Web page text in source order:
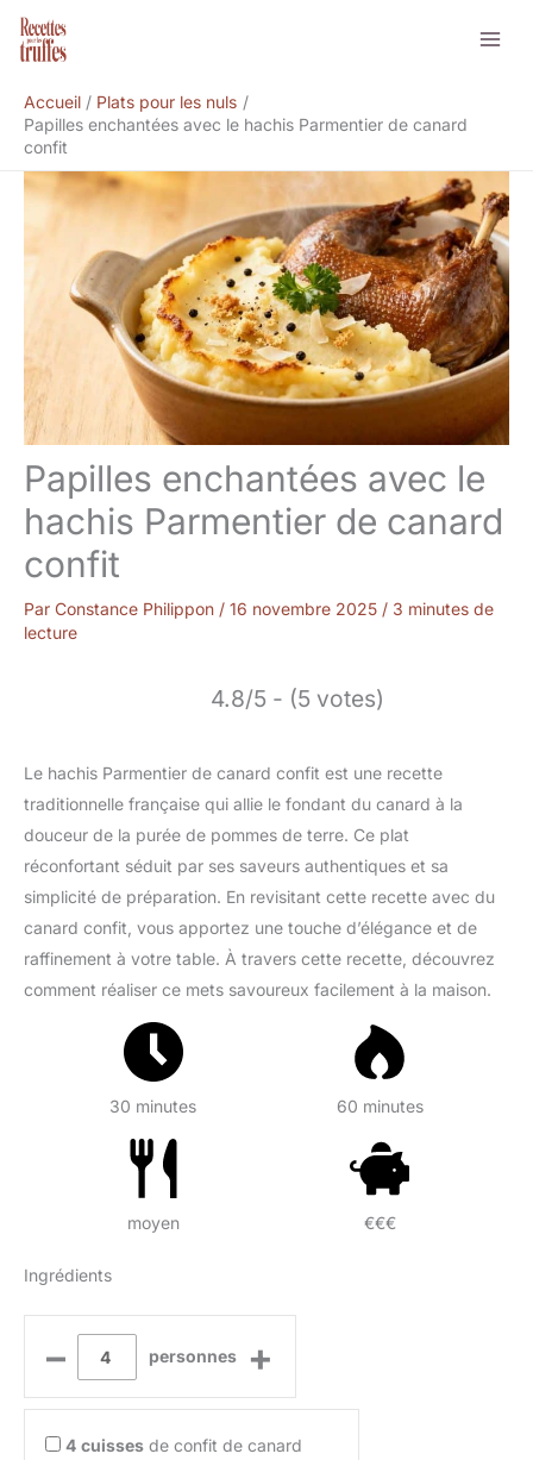
Aller
Accueil
Plats pour les nuls
Papilles enchantées avec le hachis Parmentier de canard
confit
Papilles enchantées avec le
hachis Parmentier de canard
confit
Par Constance Philippon / 16 novembre 2025 / 3 minutes de
lecture
4.8/5 - (5 votes)
Le hachis Parmentier de canard confit est une recette
traditionnelle française qui allie le fondant du canard à la
douceur de la purée de pommes de terre. Ce plat
réconfortant séduit par ses saveurs authentiques et sa
simplicité de préparation. En revisitant cette recette avec du
canard confit, vous apportez une touche d’élégance et de
raffinement à votre table. À travers cette recette, découvrez
comment réaliser ce mets savoureux facilement à la maison.
30 minutes 60 minutes
moyen €€€
Ingrédients
– personnes +
4 cuisses de confit de canard
Rechercher